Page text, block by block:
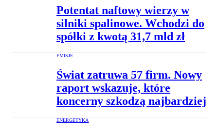
Potentat naftowy wierzy w
silniki spalinowe. Wchodzi do
spółki z kwotą 31,7 mld zł
EMISJE
Świat zatruwa 57 firm. Nowy
raport wskazuje, które
koncerny szkodzą najbardziej
ENERGETYKA